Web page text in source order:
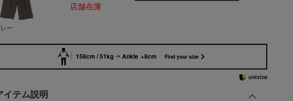
ー
店舗在庫
158cm / 51kg Ankle +8cm Find your size
イテム説明